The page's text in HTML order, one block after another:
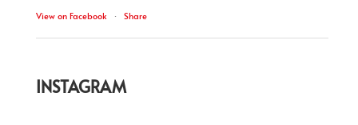
View on Facebook · Share
INSTAGRAM